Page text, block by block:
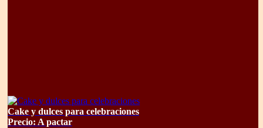
Cake y dulces para celebraciones
Precio: A pactar